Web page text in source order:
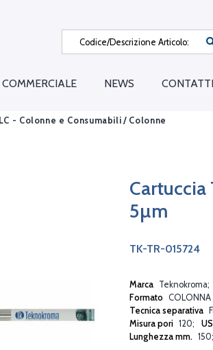
COMMERCIALE NEWS CONTATTI
- Colonne e Consumabili / Colonne
Cartuccia
5µm
TK-TR-015724
Marca Teknokroma
Formato COLONNA
Tecnica separativa
Misura pori 120
Lunghezza mm. 150